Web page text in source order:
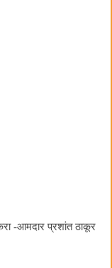
-आमदार प्रशांत ठाकूर